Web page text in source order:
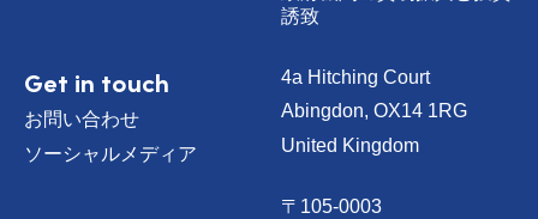
誘致
Get in touch
お問い合わせ
ソーシャルメディア
4a Hitching Court
Abingdon, OX14 1RG
United Kingdom
〒105-0003